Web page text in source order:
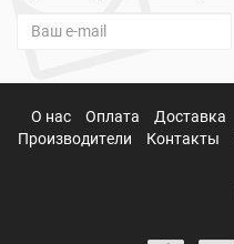
О нас Оплата Доставка
Производители
Контакты